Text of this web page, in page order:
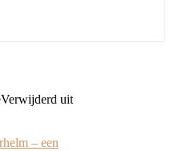
Verwijderd uit